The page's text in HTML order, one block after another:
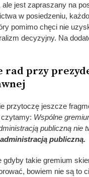
ale jest zapraszany na
w posiedzeniu,
pomimo chęci nie
decyzyjny. Na
rad przy
przytoczę jeszcze
czytamy: Wspólne
publiczną nie
publiczną.
takie gremium
bowiem nie są to